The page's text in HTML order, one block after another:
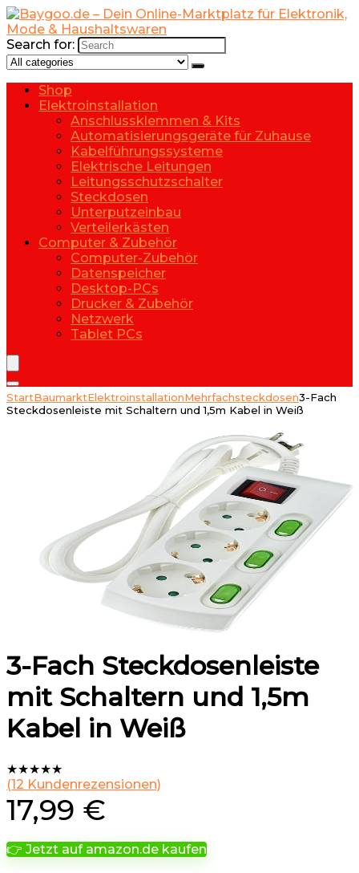
Search for:
Shop
Elektroinstallation
Anschlussklemmen & Kits
Automatisierungsgeräte für Zuhause
Kabelführungssysteme
Elektrische Leitungen
Leitungsschutzschalter
Steckdosen
Unterputzeinbau
Verteilerkästen
Computer & Zubehör
Computer-Zubehör
Datenspeicher
Desktop-PCs
Drucker & Zubehör
Netzwerk
Tablet PCs
StartBaumarktElektroinstallationMehrfachsteckdosen3-Fach
Steckdosenleiste mit Schaltern und 1,5m Kabel in Weiß
3-Fach Steckdosenleiste
mit Schaltern und 1,5m
Kabel in Weiß
★★★★★
(12 Kundenrezensionen)
17,99 €
👉 Jetzt auf amazon.de kaufen